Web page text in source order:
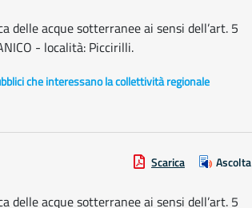
delle acque sotterranee ai sensi dell’art. 5
- località: Piccirilli.
che interessano la collettività regionale
Scarica Ascolta
delle acque sotterranee ai sensi dell’art. 5